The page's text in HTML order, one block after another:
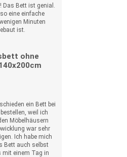
Das Bett ist genial.
eine einfache
Minuten
ist.
ohne
ein Bett bei
weil ich
Möbelhäusern
war sehr
Ich habe mich
Bett auch selbst
mit einem Tag in